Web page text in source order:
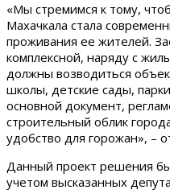
«Мы стремимся к тому,
Махачкала стала
проживания ее жителей.
комплексной, наряду с
должны возводиться
школы, детские сады,
основной документ,
строительный облик
удобство для горожан», –
Данный проект решения
учетом высказанных